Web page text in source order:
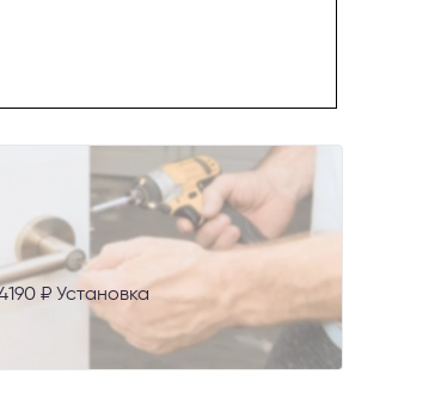
₽ Установка